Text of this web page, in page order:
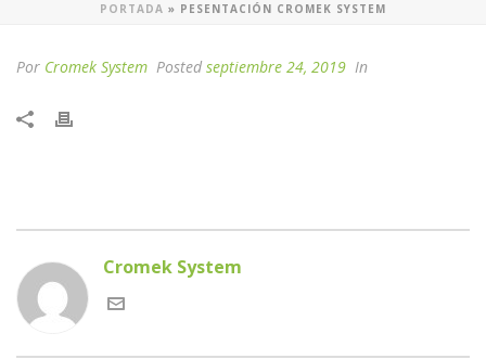
PORTADA » PESENTACIÓN CROMEK SYSTEM
Por Cromek System Posted septiembre 24, 2019 In
Cromek System